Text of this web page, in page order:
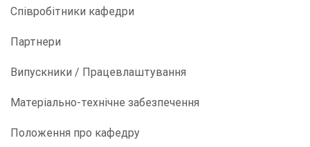
Співробітники кафедри
Партнери
Випускники / Працевлаштування
Матеріально-технічне забезпечення
Положення про кафедру